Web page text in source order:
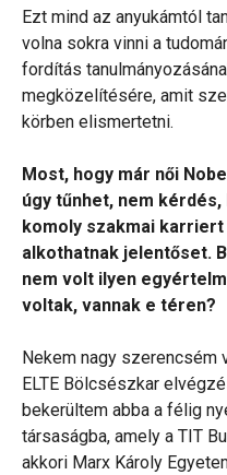
Ezt mind az anyukámtól
volna sokra vinni a
fordítás
megközelítésére, amit
körben elismertetni.
Most, hogy már női
úgy tűnhet, nem
komoly szakmai
alkothatnak jelentőset.
nem volt ilyen
voltak, vannak e téren?
Nekem nagy szerencsém
ELTE Bölcsészkar
bekerültem abba a félig
társaságba, amely a TIT
akkori Marx Károly